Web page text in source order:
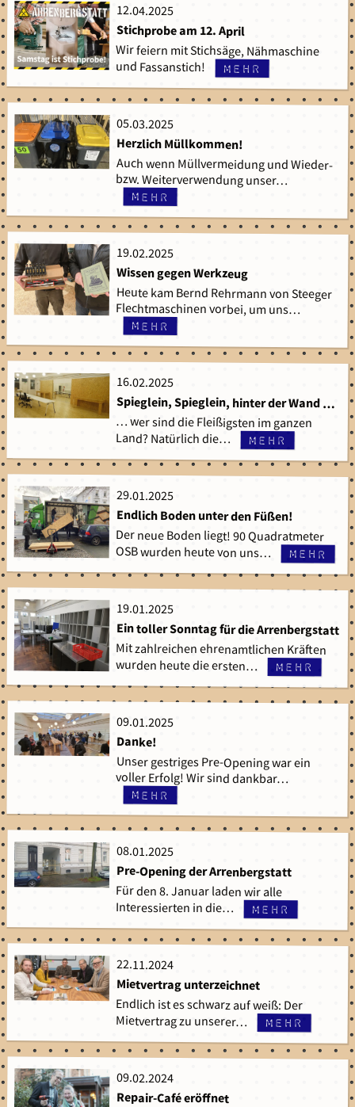
12.04.2025
12.04.2025
Stichprobe am 12. April
Wir feiern mit Stichsäge, Nähmaschine
und Fassanstich! mehr
05.03.2025
05.03.2025
Herzlich Müllkommen!
Auch wenn Müllvermeidung und Wieder-
bzw. Weiterverwendung unser…
mehr
19.02.2025
19.02.2025
Wissen gegen Werkzeug
Heute kam Bernd Rehrmann von Steeger
Flechtmaschinen vorbei, um uns…
mehr
16.02.2025
16.02.2025
Spieglein, Spieglein, hinter der Wand …
… wer sind die Fleißigsten im ganzen
Land? Natürlich die… mehr
29.01.2025
29.01.2025
Endlich Boden unter den Füßen!
Der neue Boden liegt! 90 Quadratmeter
OSB wurden heute von uns… mehr
19.01.2025
19.01.2025
Ein toller Sonntag für die Arrenbergstatt
Mit zahlreichen ehrenamtlichen Kräften
wurden heute die ersten… mehr
09.01.2025
09.01.2025
Danke!
Unser gestriges Pre-Opening war ein
voller Erfolg! Wir sind dankbar…
mehr
08.01.2025
08.01.2025
Pre-Opening der Arrenbergstatt
Für den 8. Januar laden wir alle
Interessierten in die… mehr
22.11.2024
22.11.2024
Mietvertrag unterzeichnet
Endlich ist es schwarz auf weiß: Der
Mietvertrag zu unserer… mehr
09.02.2024
09.02.2024
Repair-Café eröffnet